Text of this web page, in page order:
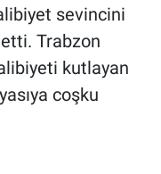
sevincini
Trabzon
kutlayan
coşku